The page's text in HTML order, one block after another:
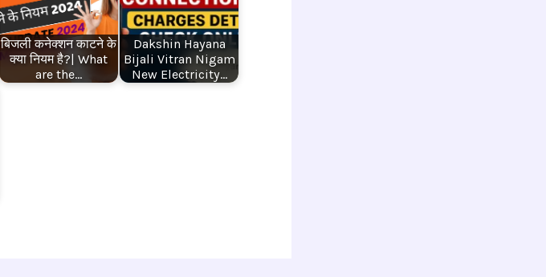
बिजली कनेक्शन काटने के
क्या नियम है?| What
are the…
Dakshin Hayana
Bijali Vitran Nigam
New Electricity…